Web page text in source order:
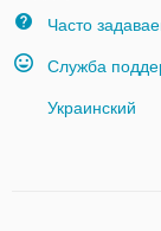
Часто
Служба
Украинский